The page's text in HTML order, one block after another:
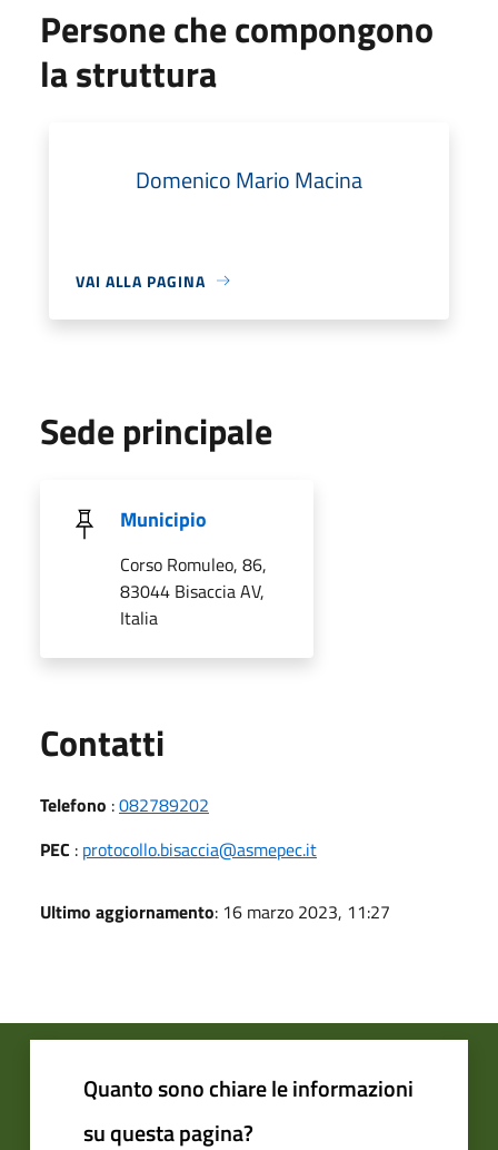
Persone che compongono
la struttura
Domenico Mario Macina
VAI ALLA PAGINA
Sede principale
Municipio
Corso Romuleo, 86,
83044 Bisaccia AV,
Italia
Contatti
Telefono :082789202
PEC : protocollo.bisaccia@asmepec.it
Ultimo aggiornamento: 16 marzo 2023, 11:27
Quanto sono chiare le informazioni
su questa pagina?